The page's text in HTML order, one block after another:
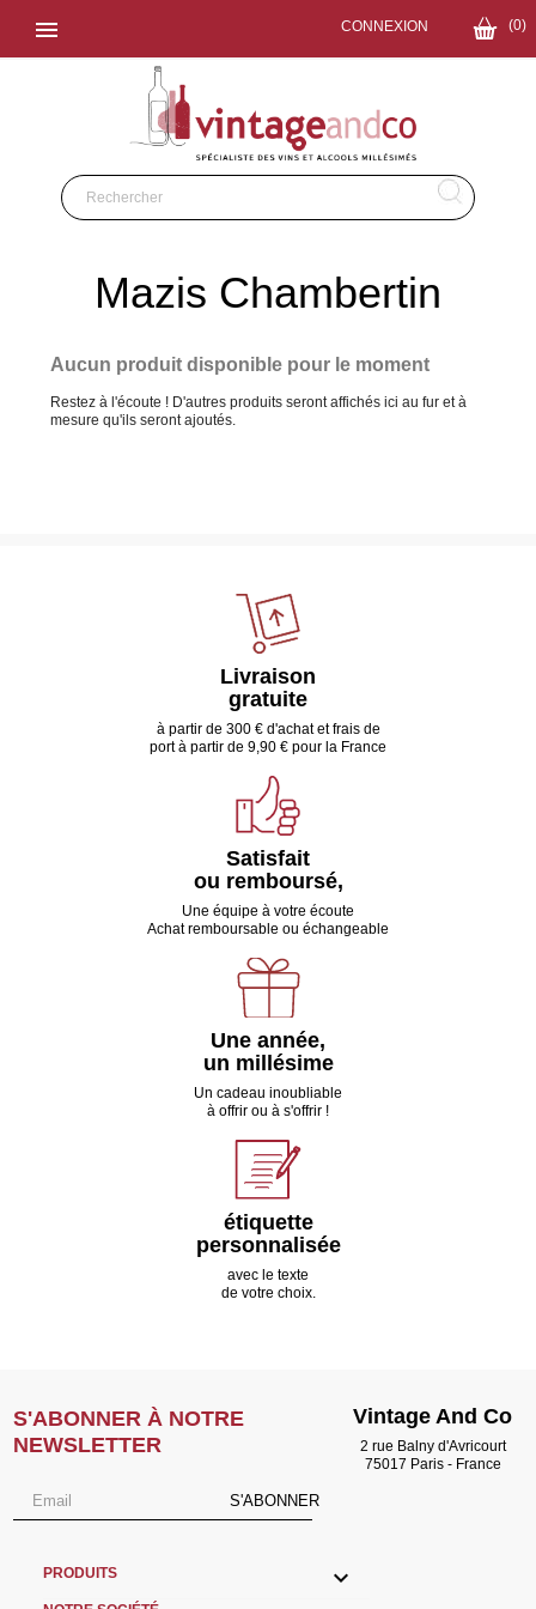
 (0)
CONNEXION
Mazis Chambertin
Aucun produit disponible pour le moment
Restez à l'écoute ! D'autres produits seront affichés ici au fur et à
mesure qu'ils seront ajoutés.
Livraison
gratuite
à partir de 300 € d'achat et frais de
port à partir de 9,90 € pour la France
Satisfait
ou remboursé,
Une équipe à votre écoute
Achat remboursable ou échangeable
Une année,
un millésime
Un cadeau inoubliable
à offrir ou à s'offrir !
étiquette
personnalisée
avec le texte
de votre choix.
S'ABONNER À NOTRE
NEWSLETTER
S'ABONNER
PRODUITS 
Vintage And Co
2 rue Balny d'Avricourt
75017 Paris - France